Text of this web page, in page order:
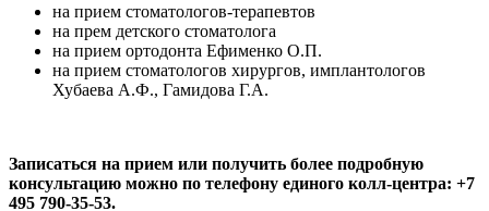
на прием стоматологов-терапевтов
на прем детского стоматолога
на прием ортодонта Ефименко О.П.
на прием стоматологов хирургов, имплантологов
Хубаева А.Ф., Гамидова Г.А.
Записаться на прием или получить более подробную
консультацию можно по телефону единого колл-центра: +7
495 790-35-53.